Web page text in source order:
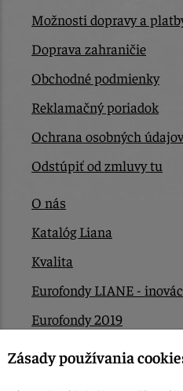
Možnosti dopravy a
Doprava zahraničie
Obchodné podmienky
Reklamačný poriadok
Ochrana osobných údajov
Odstúpiť od zmluvy tu
O nás
Katalóg Liana
Kvalita
Eurofondy LIANE -
Eurofondy 2019
Eurofondy 2022/2023
Zásady používania